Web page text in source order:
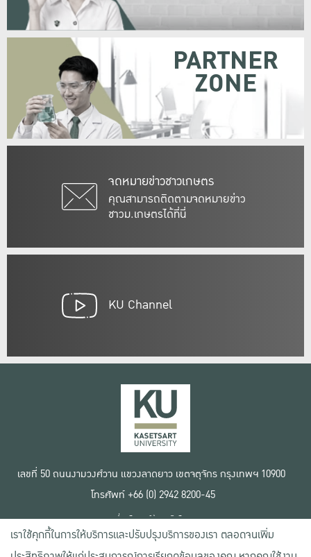
จดหมายข่าวชาวเกษตร
คุณสามารถติดตามจดหมายข่าว
ชาวม.เกษตรได้ที่นี่
PARTNER
ZONE
KU Channel
เลขที่ 50 ถนนงามวงศ์วาน แขวงลาดยาว เขตจตุจักร กรุงเทพฯ 10900
โทรศัพท์ +66 (0) 2942 8200-45
เงื่อนไขการใช้งานเว็บไซต์
ข้อตกลงด้านสิทธิ์ใช้งาน
นโยบายความเป็นส่วนตัว
เราใช้คุกกี้ในการให้บริการและปรับปรุงบริการของเรา ตลอดจนเพิ่ม